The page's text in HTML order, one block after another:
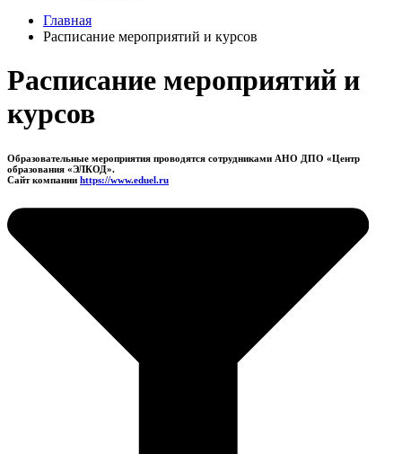
Главная
Расписание мероприятий и курсов
Расписание мероприятий и
курсов
Образовательные мероприятия проводятся сотрудниками АНО ДПО «Центр
образования «ЭЛКОД».
Сайт компании https://www.eduel.ru